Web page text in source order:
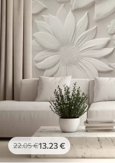
22.05€13 .23€